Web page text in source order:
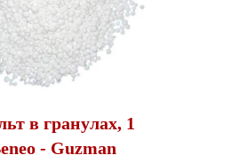
в гранулах, 1
- Guzman